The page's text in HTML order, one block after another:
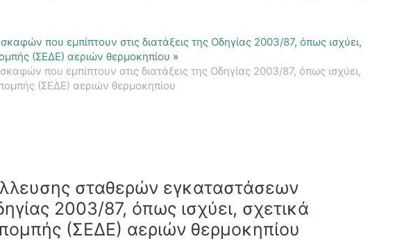
που εμπίπτουν στις διατάξεις της Οδηγίας 2003/87, όπως ισχύει,
(ΣΕΔΕ) αεριών θερμοκηπίου
που εμπίπτουν στις διατάξεις της Οδηγίας 2003/87, όπως ισχύει,
(ΣΕΔΕ) αεριών θερμοκηπίου
σταθερών εγκαταστάσεων
2003/87, όπως ισχύει, σχετικά
(ΣΕΔΕ) αεριών θερμοκηπίου